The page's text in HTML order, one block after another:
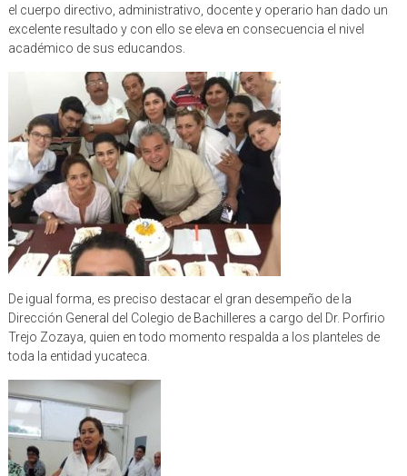
el cuerpo directivo, administrativo, docente y operario han dado un
excelente resultado y con ello se eleva en consecuencia el nivel
académico de sus educandos.
De igual forma, es preciso destacar el gran desempeño de la
Dirección General del Colegio de Bachilleres a cargo del Dr. Porfirio
Trejo Zozaya, quien en todo momento respalda a los planteles de
toda la entidad yucateca.